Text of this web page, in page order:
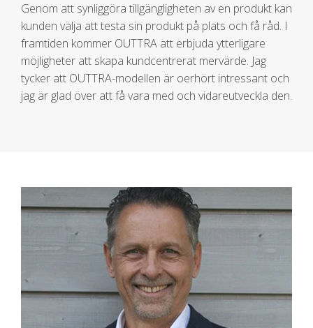
Genom att synliggöra tillgängligheten av en produkt kan
kunden välja att testa sin produkt på plats och få råd. I
framtiden kommer OUTTRA att erbjuda ytterligare
möjligheter att skapa kundcentrerat mervärde. Jag
tycker att OUTTRA-modellen är oerhört intressant och
jag är glad över att få vara med och vidareutveckla den.